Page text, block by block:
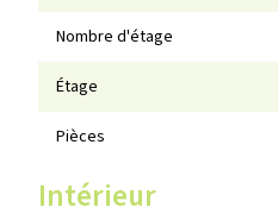
Nombre d'étage
Étage
Pièces
Intérieur